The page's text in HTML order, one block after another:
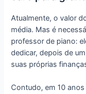
Atualmente, o valor
média. Mas é
professor de piano:
dedicar, depois de
suas próprias
Contudo, em 10